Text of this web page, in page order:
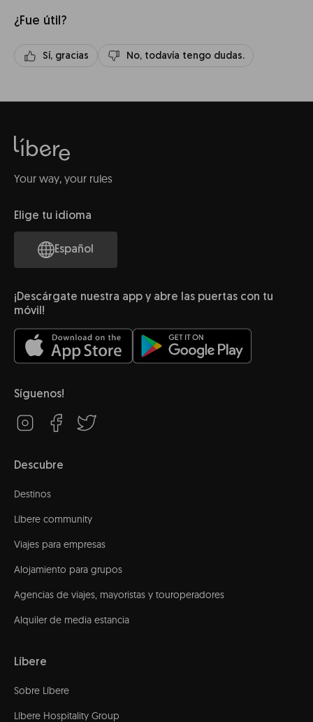
¿Fue útil?
Sí, gracias No, todavía tengo dudas.
Your way, your rules
Elige tu idioma
Español
¡Descárgate nuestra app y abre las puertas con tu
móvil!
Síguenos!
Descubre
Destinos
Líbere community
Viajes para empresas
Alojamiento para grupos
Agencias de viajes, mayoristas y touroperadores
Alquiler de media estancia
Líbere
Sobre Líbere
Líbere Hospitality Group